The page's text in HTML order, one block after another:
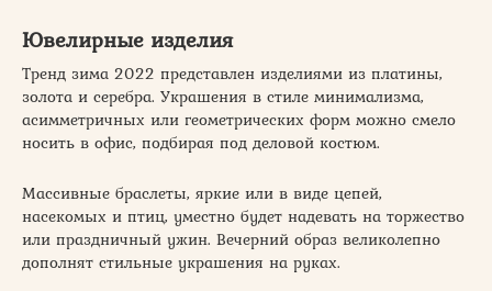
Ювелирные изделия
Тренд зима 2022 представлен изделиями из платины,
золота и серебра. Украшения в стиле минимализма,
асимметричных или геометрических форм можно смело
носить в офис, подбирая под деловой костюм.
Массивные браслеты, яркие или в виде цепей,
насекомых и птиц, уместно будет надевать на торжество
или праздничный ужин. Вечерний образ великолепно
дополнят стильные украшения на руках.